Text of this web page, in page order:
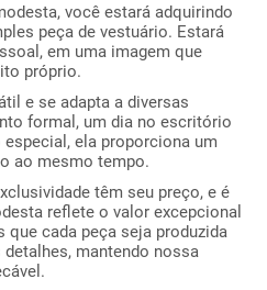
você estará adquirindo
peça de vestuário. Estará
em uma imagem que
próprio.
e se adapta a diversas
formal, um dia no escritório
ela proporciona um
ao mesmo tempo.
têm seu preço, e é
reflete o valor excepcional
cada peça seja produzida
mantendo nossa